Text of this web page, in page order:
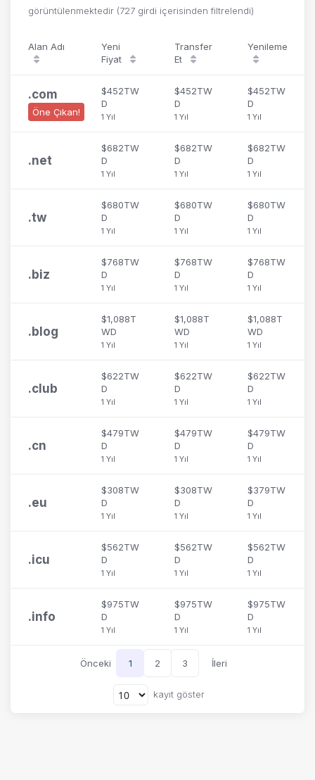
görüntülenmektedir (727 girdi içerisinden filtrelendi)
Alan Adı
Yeni
Fiyat
Transfer
Et
Yenileme
.com
Öne Çıkan!
$452TW
D
1 Yıl
$452TW
D
1 Yıl
$452TW
D
1 Yıl
.net
$682TW
D
1 Yıl
$682TW
D
1 Yıl
$682TW
D
1 Yıl
.tw
$680TW
D
1 Yıl
$680TW
D
1 Yıl
$680TW
D
1 Yıl
.biz
$768TW
D
1 Yıl
$768TW
D
1 Yıl
$768TW
D
1 Yıl
.blog
$1,088T
WD
1 Yıl
$1,088T
WD
1 Yıl
$1,088T
WD
1 Yıl
.club
$622TW
D
1 Yıl
$622TW
D
1 Yıl
$622TW
D
1 Yıl
.cn
$479TW
D
1 Yıl
$479TW
D
1 Yıl
$479TW
D
1 Yıl
.eu
$308TW
D
1 Yıl
$308TW
D
1 Yıl
$379TW
D
1 Yıl
.icu
$562TW
D
1 Yıl
$562TW
D
1 Yıl
$562TW
D
1 Yıl
.info
$975TW
D
1 Yıl
$975TW
D
1 Yıl
$975TW
D
1 Yıl
Önceki 1 2 3 İleri
kayıt göster